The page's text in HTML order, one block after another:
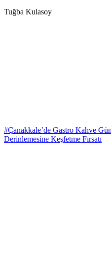
Tuğba Kulasoy
#Çanakkale’de Gastro Kahve
Derinlemesine Keşfetme Fırsatı